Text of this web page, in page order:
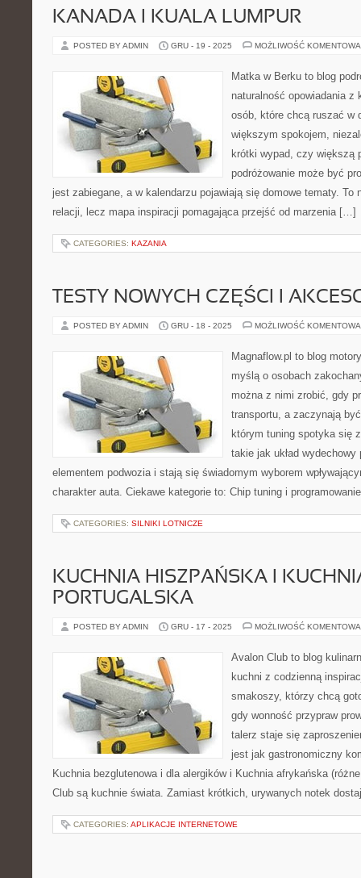
KANADA I KUALA LUMPUR
POSTED BY ADMIN GRU - 19 - 2025 MOŻLIWOŚĆ
Matka w Berku to blog
naturalność opowiadania z
osób, które chcą ruszać w
większym spokojem,
krótki wypad, czy większą
podróżowanie może być
jest zabiegane, a w kalendarzu pojawiają się domowe tematy. To
relacji, lecz mapa inspiracji pomagająca przejść od marzenia […]
CATEGORIES: KAZANIA
TESTY NOWYCH CZĘŚCI I
POSTED BY ADMIN GRU - 18 - 2025 MOŻLIWOŚĆ
Magnaflow.pl to blog
myślą o osobach
można z nimi zrobić, gdy
transportu, a zaczynają
którym tuning spotyka się
takie jak układ
elementem podwozia i stają się świadomym wyborem
charakter auta. Ciekawe kategorie to: Chip tuning i
CATEGORIES: SILNIKI LOTNICZE
KUCHNIA HISZPAŃSKA I
PORTUGALSKA
POSTED BY ADMIN GRU - 17 - 2025 MOŻLIWOŚĆ
Avalon Club to blog
kuchni z codzienną
smakoszy, którzy chcą
gdy wonność przypraw
talerz staje się
jest jak gastronomiczny
Kuchnia bezglutenowa i dla alergików i Kuchnia afrykańska
Club są kuchnie świata. Zamiast krótkich, urywanych notek
CATEGORIES: APLIKACJE INTERNETOWE